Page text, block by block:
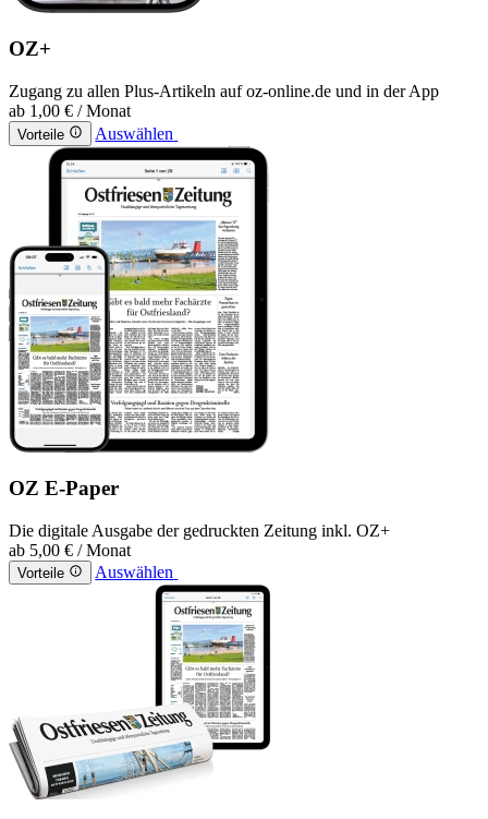
OZ+
Zugang zu allen Plus-Artikeln auf oz-online.de und in der App
ab 1,00 € / Monat
Vorteile Auswählen
OZ E-Paper
Die digitale Ausgabe der gedruckten Zeitung inkl. OZ+
ab 5,00 € / Monat
Vorteile Auswählen